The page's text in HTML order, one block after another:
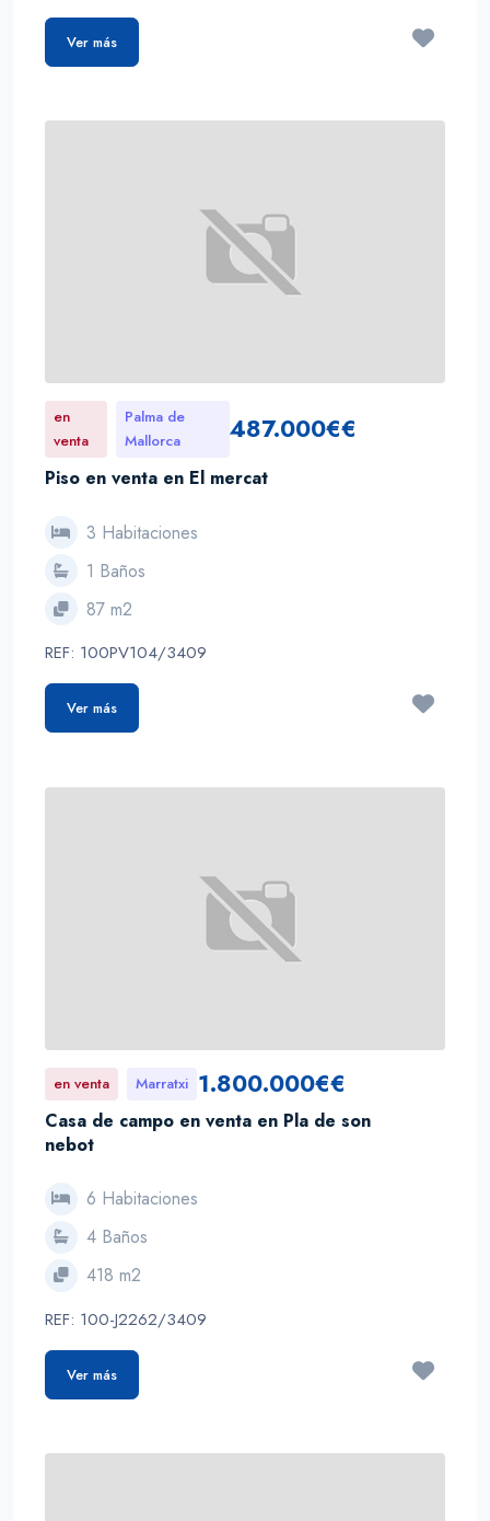
Ver más
en
venta
Palma de
Mallorca
487.000€€
Piso en venta en El mercat
3 Habitaciones
1 Baños
87 m2
REF: 100PV104/3409
Ver más
en venta Marratxi 1.800.000€€
Casa de campo en venta en Pla de son
nebot
6 Habitaciones
4 Baños
418 m2
REF: 100-J2262/3409
Ver más